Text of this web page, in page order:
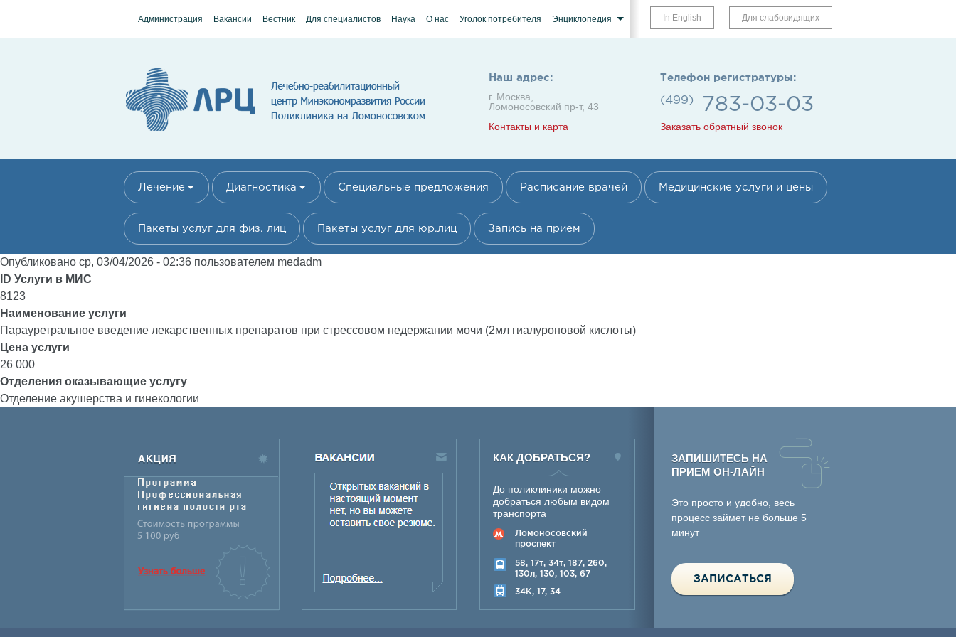
Администрация Вакансии Вестник Для специалистов Наука О нас Уголок потребителя Энциклопедия In English Для слабовидящих
Наш адрес:
г. Москва,
Ломоносовский пр-т, 43
Контакты и карта
Телефон регистратуры:
(499) 783-03-03
Заказать обратный звонок
Лечение Диагностика Специальные предложения Расписание врачей Медицинские услуги и цены
Пакеты услуг для физ. лиц Пакеты услуг для юр.лиц Запись на прием
Опубликовано ср, 03/04/2026 - 02:36 пользователем medadm
ID Услуги в МИС
8123
Наименование услуги
Парауретральное введение лекарственных препаратов при стрессовом недержании мочи (2мл гиалуроновой кислоты)
Цена услуги
26 000
Отделения оказывающие услугу
Отделение акушерства и гинекологии
КАК ДОБРАТЬСЯ?
До поликлиники можно
добраться любым видом
транспорта
Ломоносовский
проспект
58, 17т, 34т, 187, 260,
130л, 130, 103, 67
34K, 17, 34
ЗАПИШИТЕСЬ НА
ПРИЕМ ОН-ЛАЙН
Это просто и удобно, весь
процесс займет не больше 5
минут
ЗАПИСАТЬСЯ